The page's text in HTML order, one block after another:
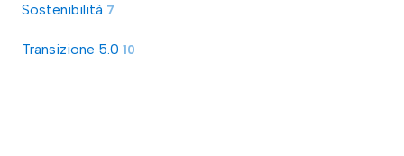
Sostenibilità 7
Transizione 5.0 10